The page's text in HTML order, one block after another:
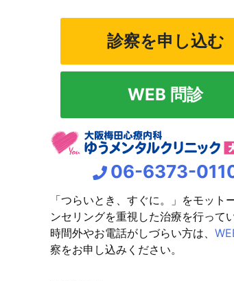
診察を申し込む
WEB 問診
06-6373-
「つらいとき、すぐに。」をモット
ンセリングを重視した治療を行ってい
時間外やお電話がしづらい方は、
察をお申し込みください。